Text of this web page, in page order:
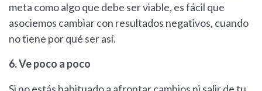
meta como algo que debe ser viable, es fácil que
asociemos cambiar con resultados negativos, cuando
no tiene por qué ser así.
6. Ve poco a poco